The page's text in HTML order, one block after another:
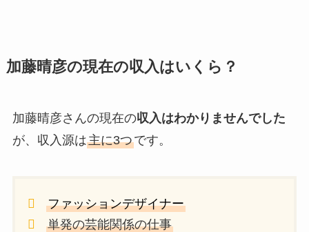
加藤晴彦の現在の収入はいくら？
加藤晴彦さんの現在の収入はわかりませんでした
が、収入源は主に3つです。
ファッションデザイナー
単発の芸能関係の仕事